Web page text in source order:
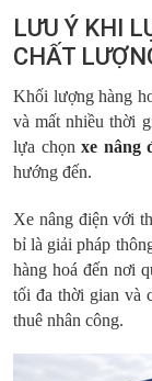
LƯU Ý KHI
CHẤT
Khối lượng hàng
và mất nhiều thời
lựa chọnxe nâng
hướng đến.
Xe nâng điện với
bỉ là giải pháp
hàng hoá đến nơi
tối đa thời gian và
thuê nhân công.